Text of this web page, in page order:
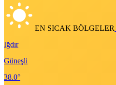
EN SICAK BÖLGELER
Iğdır
Güneşli
38.0°